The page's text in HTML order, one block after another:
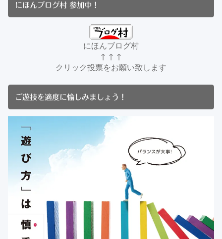
にほんブログ村 参加中！
にほんブログ村
↑ ↑ ↑
クリック投票をお願い致します
ご遊技を適度に愉しみましょう！